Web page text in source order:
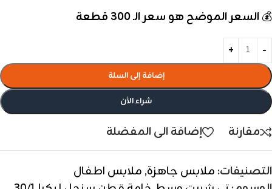
💰السعر الموضح هو سعر الـ 300 قطعة
إضافة إلى السلة
شراء الأن
مقارنة إضافة الى المفضلة
التصنيفات: ملابس جاهزة, ملابس اطفال